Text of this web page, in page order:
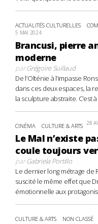
ACTUALITÉS CULTURELLES
5 MAI 2024
Brancusi, pierre
moderne
parGrégoire Suillaud
De l’Olténie à l’impasse
dans ces deux espaces, la
la sculpture abstraite. C’est
CINÉMA CULTURE & ARTS 28
Le Mal n’existe
coule toujours
parGabriela Portillo
Le dernier long métrage de
suscité le même effet que
émotionnelle aux
CULTURE & ARTS NON CLASSÉ